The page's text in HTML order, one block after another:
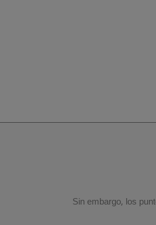
Sin embargo, los